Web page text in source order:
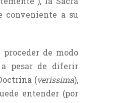
conveniente a su
de modo
a pesar de diferir
(verissima),
entender (por